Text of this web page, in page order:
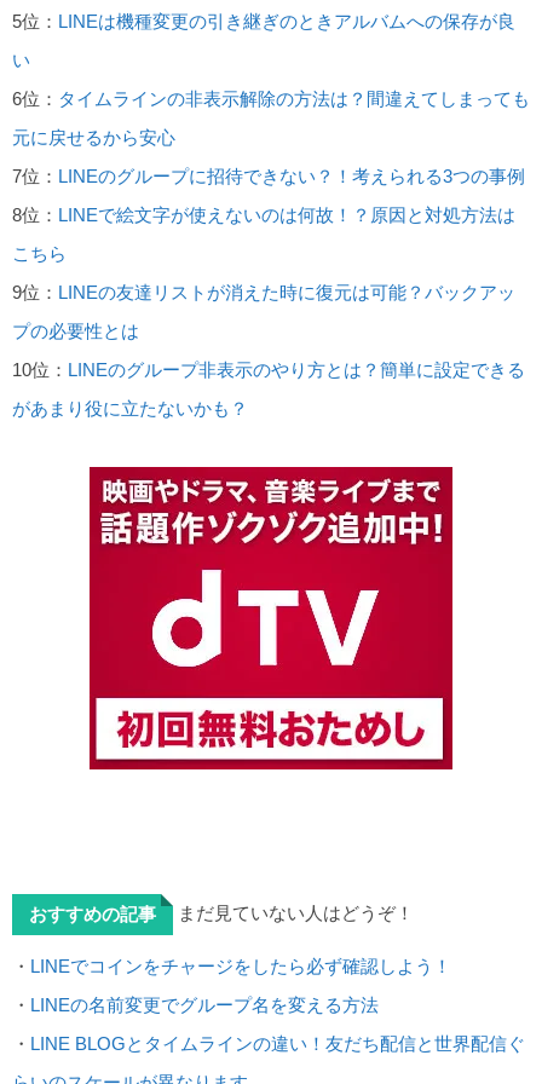
5位： LINEは機種変更の引き継ぎのときアルバムへの保存が良
い
6位： タイムラインの非表示解除の方法は？間違えてしまっても
元に戻せるから安心
7位： LINEのグループに招待できない？！考えられる3つの事例
8位： LINEで絵文字が使えないのは何故！？原因と対処方法は
こちら
9位： LINEの友達リストが消えた時に復元は可能？バックアッ
プの必要性とは
10位： LINEのグループ非表示のやり方とは？簡単に設定できる
があまり役に立たないかも？
おすすめの記事 まだ見ていない人はどうぞ！
・ LINEでコインをチャージをしたら必ず確認しよう！
・ LINEの名前変更でグループ名を変える方法
・ LINE BLOGとタイムラインの違い！友だち配信と世界配信ぐ